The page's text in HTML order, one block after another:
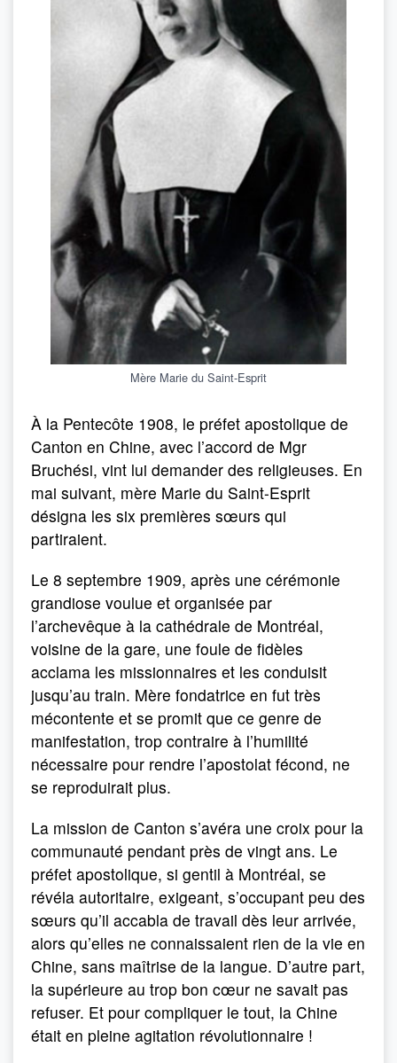
Mère Marie du Saint-Esprit
À la Pentecôte 1908, le préfet apostolique de
Canton en Chine, avec l’accord de Mgr
Bruchési, vint lui demander des religieuses. En
mai suivant, mère Marie du Saint-Esprit
désigna les six premières sœurs qui
partiraient.
Le 8 septembre 1909, après une cérémonie
grandiose voulue et organisée par
l’archevêque à la cathédrale de Montréal,
voisine de la gare, une foule de fidèles
acclama les missionnaires et les conduisit
jusqu’au train. Mère fondatrice en fut très
mécontente et se promit que ce genre de
manifestation, trop contraire à l’humilité
nécessaire pour rendre l’apostolat fécond, ne
se reproduirait plus.
La mission de Canton s’avéra une croix pour la
communauté pendant près de vingt ans. Le
préfet apostolique, si gentil à Montréal, se
révéla autoritaire, exigeant, s’occupant peu des
sœurs qu’il accabla de travail dès leur arrivée,
alors qu’elles ne connaissaient rien de la vie en
Chine, sans maîtrise de la langue. D’autre part,
la supérieure au trop bon cœur ne savait pas
refuser. Et pour compliquer le tout, la Chine
était en pleine agitation révolutionnaire !